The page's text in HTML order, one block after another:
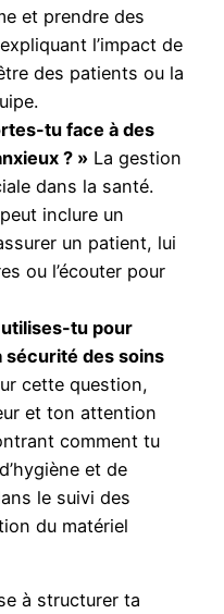
et prendre des
l’impact de
des patients ou la
tu face à des
? » La gestion
dans la santé.
inclure un
un patient, lui
ou l’écouter pour
tu pour
sécurité des soins
cette question,
et ton attention
comment tu
et de
le suivi des
du matériel
à structurer ta